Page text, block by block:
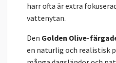
harr ofta är extra
vattenytan.
Den Golden Olive-
en naturlig och realistisk